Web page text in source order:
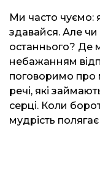
Ми часто чуємо:
здавайся. Але
останнього? Де
небажанням
поговоримо про
речі, які
серці. Коли
мудрість